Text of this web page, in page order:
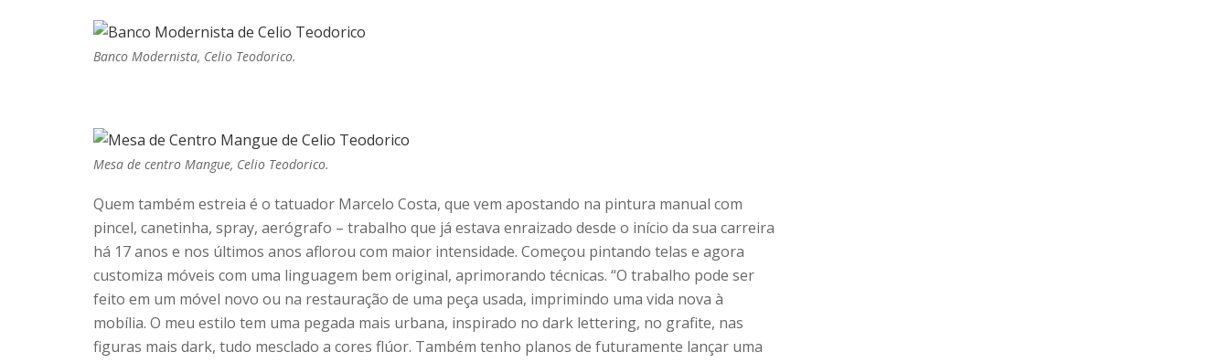
Banco Modernista, Celio Teodorico.
Mesa de centro Mangue, Celio Teodorico.
Quem também estreia é o tatuador Marcelo Costa, que vem apostando na pintura manual com
pincel, canetinha, spray, aerógrafo – trabalho que já estava enraizado desde o início da sua carreira
há 17 anos e nos últimos anos aflorou com maior intensidade. Começou pintando telas e agora
customiza móveis com uma linguagem bem original, aprimorando técnicas. “O trabalho pode ser
feito em um móvel novo ou na restauração de uma peça usada, imprimindo uma vida nova à
mobília. O meu estilo tem uma pegada mais urbana, inspirado no dark lettering, no grafite, nas
figuras mais dark, tudo mesclado a cores flúor. Também tenho planos de futuramente lançar uma